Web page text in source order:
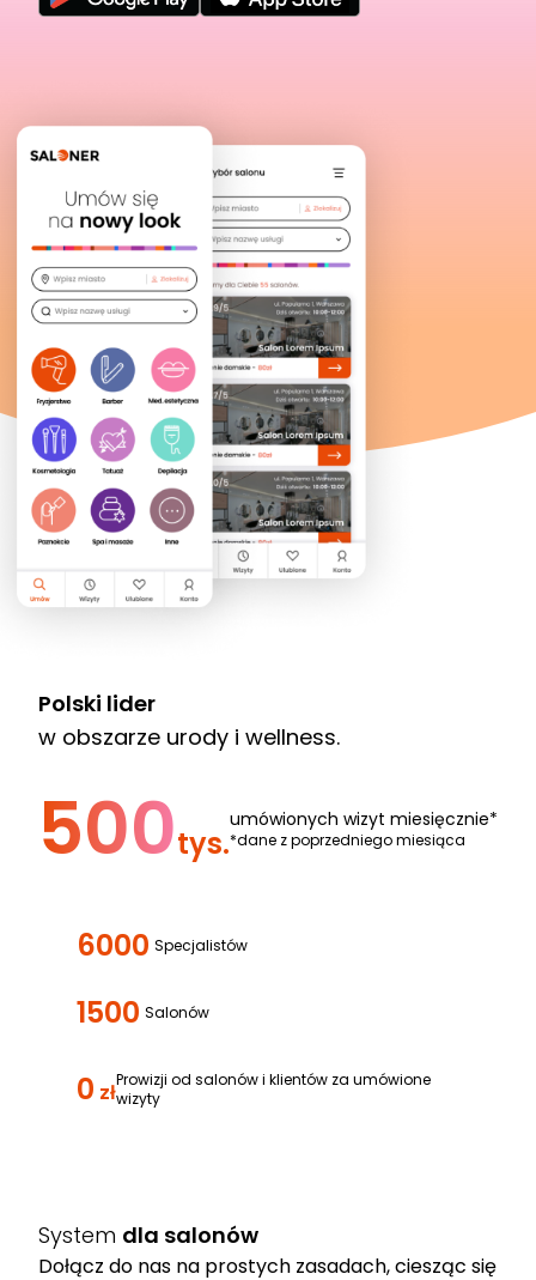
Polski lider
w obszarze urody i wellness.
500tys.
umówionych wizyt miesięcznie*
*dane z poprzedniego miesiąca
6000 Specjalistów
1500 Salonów
0 złProwizji od salonów i klientów za umówione
wizyty
System dla salonów
Dołącz do nas na prostych zasadach, ciesząc się